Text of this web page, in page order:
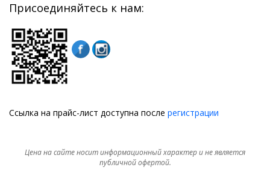
Присоединяйтесь к нам:
Ссылка на прайс-лист доступна после регистрации
Цена на сайте носит информационный характер и не является
публичной офертой.